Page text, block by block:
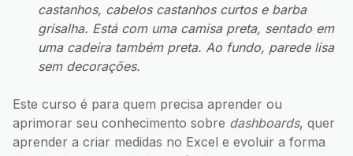
castanhos, cabelos castanhos curtos e barba
grisalha. Está com uma camisa preta, sentado em
uma cadeira também preta. Ao fundo, parede lisa
sem decorações.
Este curso é para quem precisa aprender ou
aprimorar seu conhecimento sobre dashboards, quer
aprender a criar medidas no Excel e evoluir a forma